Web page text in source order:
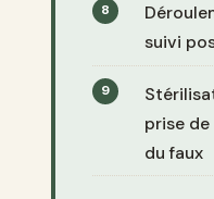
suivi
prise
du faux